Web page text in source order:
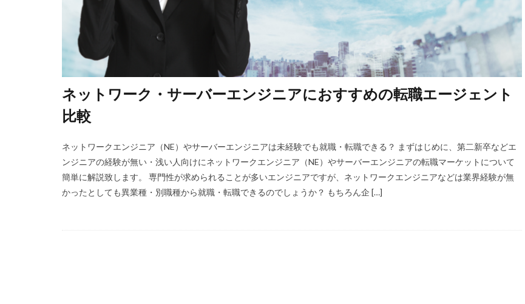
ネットワーク・サーバーエンジニアにおすすめの転職エージェント
比較
ネットワークエンジニア（NE）やサーバーエンジニアは未経験でも就職・転職できる？ まずはじめに、第二新卒などエ
ンジニアの経験が無い・浅い人向けにネットワークエンジニア（NE）やサーバーエンジニアの転職マーケットについて
簡単に解説致します。 専門性が求められることが多いエンジニアですが、ネットワークエンジニアなどは業界経験が無
かったとしても異業種・別職種から就職・転職できるのでしょうか？ もちろん企 […]